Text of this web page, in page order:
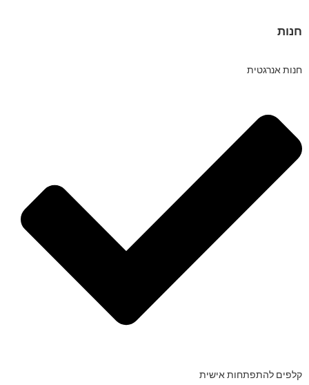
חנות
חנות אנרגטית
קלפים להתפתחות אישית